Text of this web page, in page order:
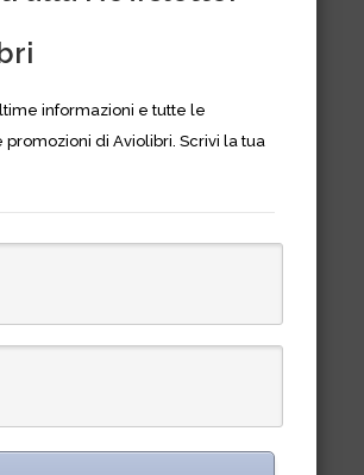
Rotary wings before
informazioni e tutte le
promozioni di Aviolibri. Scrivi la tua